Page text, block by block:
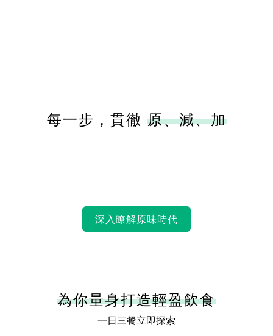
每一步，貫徹 原、減、加
為你量身打造輕盈飲食
一日三餐立即探索